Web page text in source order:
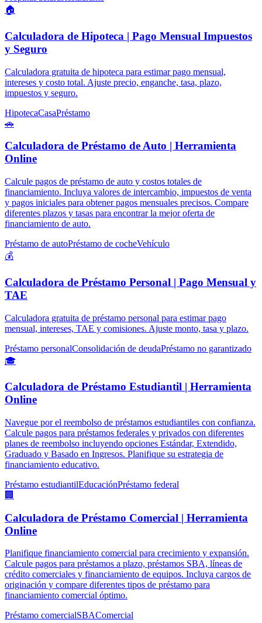
🏠
Calculadora de Hipoteca | Pago Mensual Impuestos
y Seguro
Calculadora gratuita de hipoteca para estimar pago mensual,
intereses y costo total. Ajuste precio, enganche, tasa, plazo,
impuestos y seguro.
HipotecaCasaPréstamo
🚗
Calculadora de Préstamo de Auto | Herramienta
Online
Calcule pagos de préstamo de auto y costos totales de
financiamiento. Incluya valores de intercambio, impuestos de venta
y pagos iniciales para obtener pagos mensuales precisos. Compare
diferentes plazos y tasas para encontrar la mejor oferta de
financiamiento de auto.
Préstamo de autoPréstamo de cocheVehículo
💰
Calculadora de Préstamo Personal | Pago Mensual y
TAE
Calculadora gratuita de préstamo personal para estimar pago
mensual, intereses, TAE y comisiones. Ajuste monto, tasa y plazo.
Préstamo personalConsolidación de deudaPréstamo no garantizado
🎓
Calculadora de Préstamo Estudiantil | Herramienta
Online
Navegue por el reembolso de préstamos estudiantiles con confianza.
Calcule pagos para préstamos federales y privados con diferentes
planes de reembolso incluyendo opciones Estándar, Extendido,
Graduado y Basado en Ingresos. Planifique su estrategia de
financiamiento educativo.
Préstamo estudiantilEducaciónPréstamo federal
🏢
Calculadora de Préstamo Comercial | Herramienta
Online
Planifique financiamiento comercial para crecimiento y expansión.
Calcule pagos para préstamos a plazo, préstamos SBA, líneas de
crédito comerciales y financiamiento de equipos. Incluya cargos de
originación y compare diferentes tipos de préstamo para
financiamiento comercial óptimo.
Préstamo comercialSBAComercial